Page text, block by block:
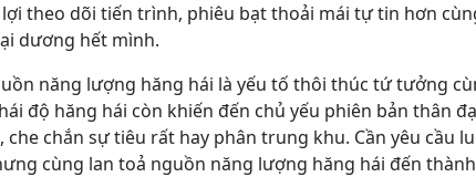
theo dõi tiến trình, phiêu bạt thoải mái tự tin hơn
dương hết mình.
năng lượng hăng hái là yếu tố thôi thúc tứ tưởng
độ hăng hái còn khiến đến chủ yếu phiên bản thân
che chắn sự tiêu rất hay phân trung khu. Cần yêu cầu
cùng lan toả nguồn năng lượng hăng hái đến